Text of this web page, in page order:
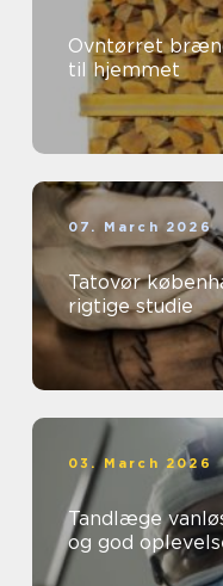
Ovntørret
til hjemmet
07. March 2026
Tatovør københavn sådan
rigtige studie
03. March 2026
Tandlæge vanløse sådan får du
og god